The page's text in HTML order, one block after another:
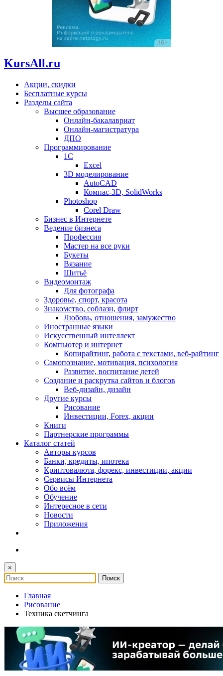
KursAll.ru
Акции, скидки
Бесплатные курсы
Разделы сайта
Высшее образование
Онлайн-бакалавриат
Онлайн-магистратура
ДПО
Программирование
1С
Excel
3D моделирование
AutoCAD
Компас-3D, SolidWorks
Photoshop
Corel Draw
Бизнес в Интернете
Ведение бизнеса
Профессия
Мастер на все руки
Букеты
Вязание
Шитьё
Видеомонтаж
Для фотографа
Здоровье, спорт, красота
Знакомство, соблазн, флирт
Любовь, отношения, замужество
Иностранные языки
Искусственный интеллект
Компьютер и интернет
Копирайтинг, работа с текстами, веб-райтинг
Самопознание, мотивация, психология
Развитие, воспитание детей
Создание и раскрутка сайтов и блогов
Веб-дизайн, дизайн
Другие курсы
Рисование
Инвестиции, Forex, акции
Книги
Партнерские программы
Каталог статей
Авторы курсов
Банки, кредиты, ипотека
Криптовалюта, форекс, инвестиции, акции
Сервисы Интернета
Обо всём
Обучение
Интересное в сети
Новости
Приложения
×
Главная
Рисование
Техника скетчинга